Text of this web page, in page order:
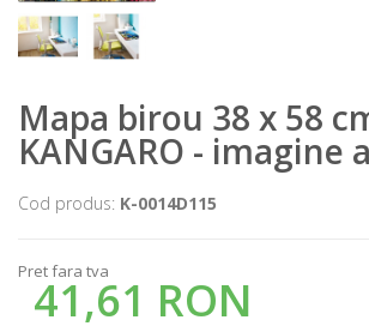
Mapa birou 38 x 58
KANGARO - imagine
Cod produs: K-0014D115
Pret fara tva
41,61 RON